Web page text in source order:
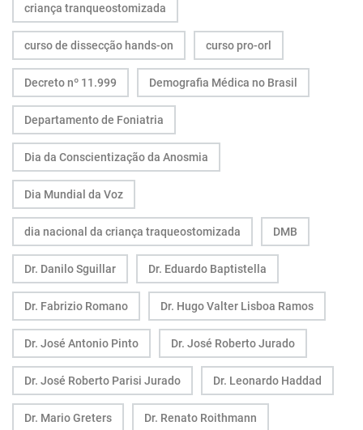
criança tranqueostomizada
curso de dissecção hands-on curso pro-orl
Decreto nº 11.999 Demografia Médica no Brasil
Departamento de Foniatria
Dia da Conscientização da Anosmia
Dia Mundial da Voz
dia nacional da criança traqueostomizada DMB
Dr. Danilo Sguillar Dr. Eduardo Baptistella
Dr. Fabrizio Romano Dr. Hugo Valter Lisboa Ramos
Dr. José Antonio Pinto Dr. José Roberto Jurado
Dr. José Roberto Parisi Jurado Dr. Leonardo Haddad
Dr. Mario Greters Dr. Renato Roithmann